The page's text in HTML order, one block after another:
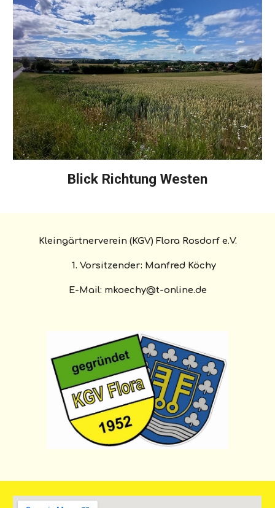
Blick Richtung Westen
Kleingärtnerverein (KGV) Flora Rosdorf e.V.
1. Vorsitzender: Manfred Köchy
E-Mail: mkoechy@t-online.de